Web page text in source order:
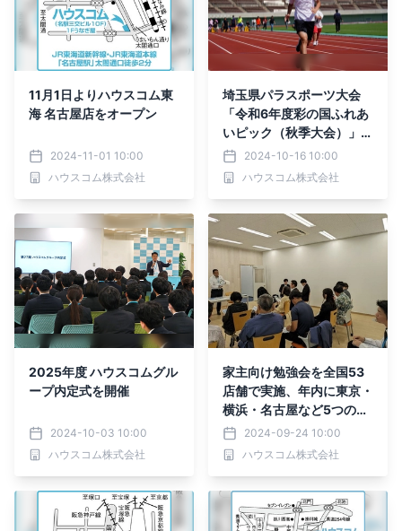
11月1日よりハウスコム東
海 名古屋店をオープン
2024-11-01 10:00
ハウスコム株式会社
埼玉県パラスポーツ大会
「令和6年度彩の国ふれあ
いピック（秋季大会）」と
「第25回東京都障害者ス
ポーツ大会 スポーツの集
い（第58回）」にボラン
2024-10-16 10:00
ハウスコム株式会社
2025年度 ハウスコムグル
ープ内定式を開催
2024-10-03 10:00
ハウスコム株式会社
家主向け勉強会を全国53
店舗で実施、年内に東京・
横浜・名古屋など5つの都
市で家主向け大型イベント
を開催
2024-09-24 10:00
ハウスコム株式会社